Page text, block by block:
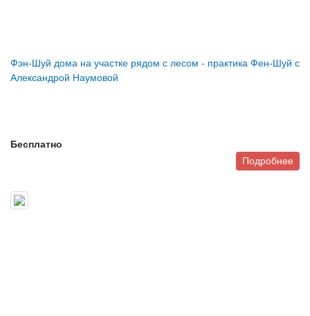
Фэн-Шуй дома на участке рядом с лесом - практика Фен-Шуй с
Александрой Наумовой
Бесплатно
Подробнее